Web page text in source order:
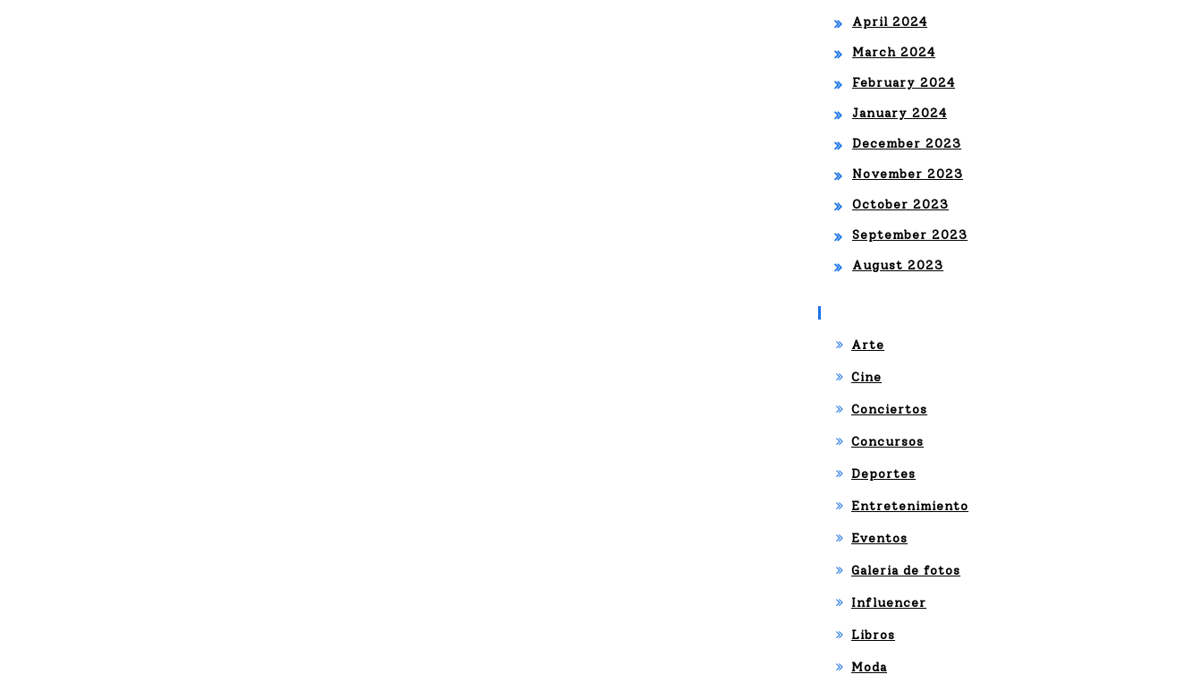
April 2024
March 2024
February 2024
January 2024
December 2023
November 2023
October 2023
September 2023
August 2023
Arte
Cine
Conciertos
Concursos
Deportes
Entretenimiento
Eventos
Galeria de fotos
Influencer
Libros
Moda